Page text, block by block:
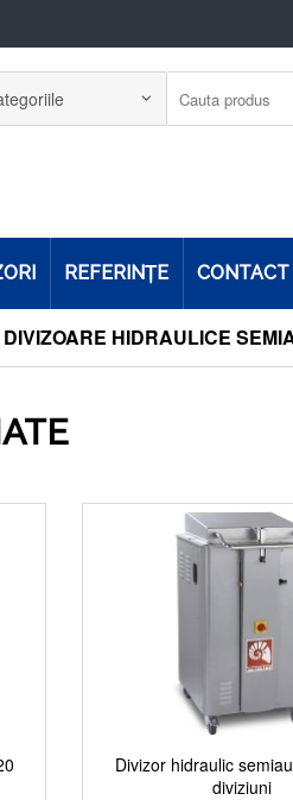
REFERINŢE CONTACT
DIVIZOARE HIDRAULICE
Divizor hidraulic
diviziuni